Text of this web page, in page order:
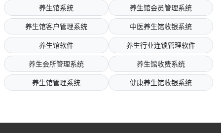
养生馆系统
养生馆会员管理系统
养生馆客户管理系统
中医养生馆收银系统
养生馆软件
养生行业连锁管理软件
养生会所管理系统
养生馆收费系统
养生馆管理系统
健康养生馆收银系统